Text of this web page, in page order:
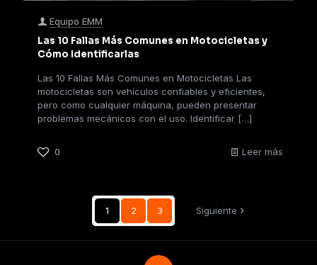
Equipo EMM
Las 10 Fallas Más Comunes en Motocicletas y
Cómo Identificarlas
Las 10 Fallas Más Comunes en Motocicletas Las
motocicletas son vehículos confiables y eficientes,
pero como cualquier máquina, pueden presentar
problemas mecánicos con el uso. Identificar […]
0 Leer más
1 2 3 Siguiente